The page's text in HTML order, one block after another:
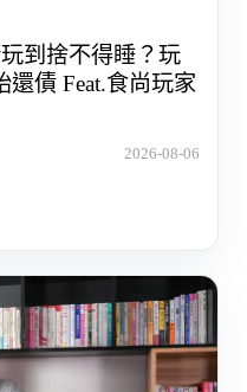
玩到捨不得睡？玩
債 Feat.食尚玩家
2026-08-06